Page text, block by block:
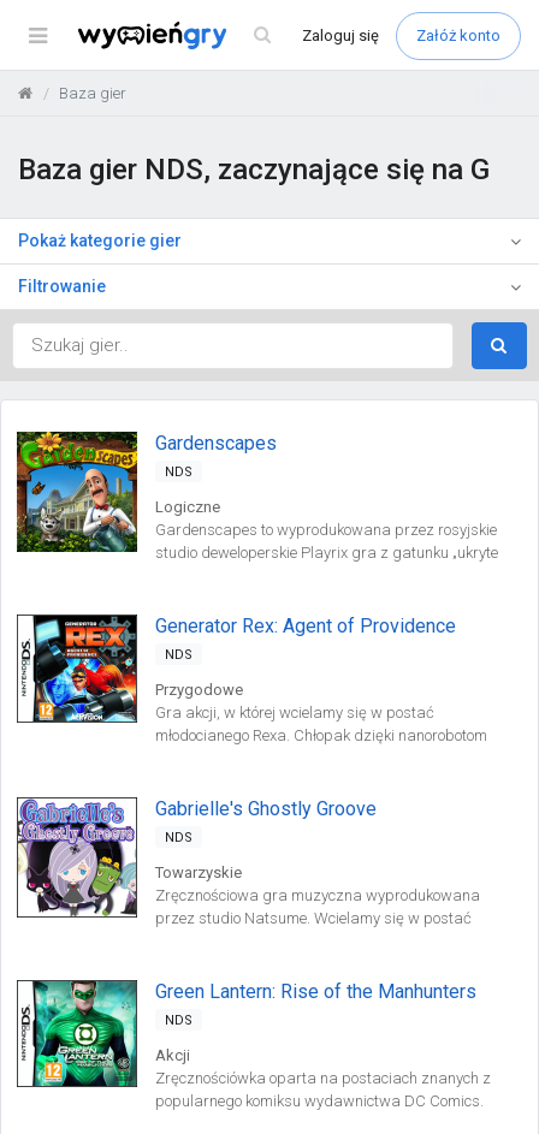
Menu Zaloguj się Załóż konto
Baza gier
Baza gier NDS, zaczynające się na G
Pokaż kategorie gier
Filtrowanie
Gardenscapes
NDS
Logiczne
Gardenscapes to wyprodukowana przez rosyjskie
studio deweloperskie Playrix gra z gatunku „ukryte
dawny blask.
Generator Rex: Agent of Providence
NDS
Przygodowe
Gra akcji, w której wcielamy się w postać
młodocianego Rexa. Chłopak dzięki nanorobotom
Całość bazuje na serialu animowanym stacji Cartoon
Gabrielle's Ghostly Groove
NDS
Towarzyskie
Zręcznościowa gra muzyczna wyprodukowana
przez studio Natsume. Wcielamy się w postać
musimy przebyć taneczne zaświaty pełne potworków.
Green Lantern: Rise of the Manhunters
NDS
Akcji
Zręcznościówka oparta na postaciach znanych z
popularnego komiksu wydawnictwa DC Comics.